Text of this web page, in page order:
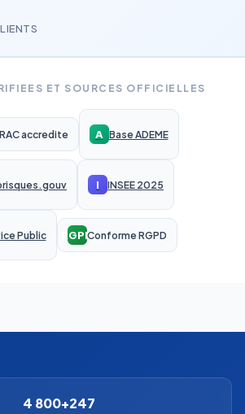
ET SOURCES OFFICIELLES
accredite A Base ADEME
I INSEE 2025
Public RGPDConforme RGPD
4 800+247